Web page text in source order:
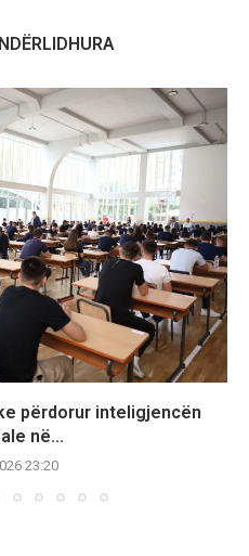
përdorur inteligjencën
në...
23:20